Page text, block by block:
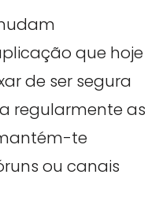
que hoje
de ser segura
regularmente as
te
ou canais